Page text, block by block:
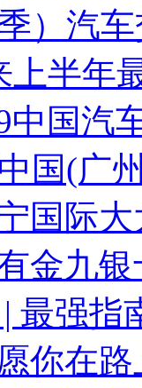
）汽
上半年
中国汽
国(广
国际
金九
最强指
你在路